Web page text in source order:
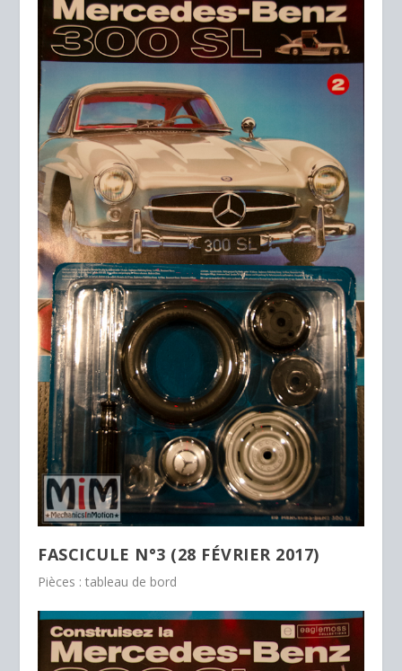
FASCICULE N°3 (28 FÉVRIER 2017)
Pièces : tableau de bord